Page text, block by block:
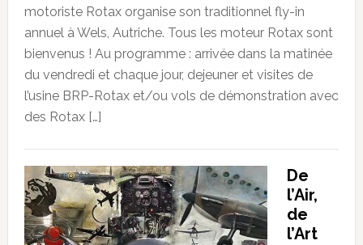
motoriste Rotax organise son traditionnel fly-in
annuel à Wels, Autriche. Tous les moteur Rotax sont
bienvenus ! Au programme : arrivée dans la matinée
du vendredi et chaque jour, dejeuner et visites de
l’usine BRP-Rotax et/ou vols de démonstration avec
des Rotax […]
De
l’Air,
de
l’Art